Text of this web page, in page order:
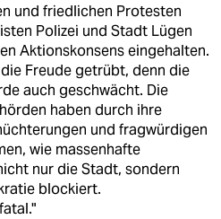
und friedlichen Protesten
Polizei und Stadt Lügen
Aktionskonsens eingehalten.
Freude getrübt, denn die
auch geschwächt. Die
haben durch ihre
und fragwürdigen
wie massenhafte
nur die Stadt, sondern
blockiert.